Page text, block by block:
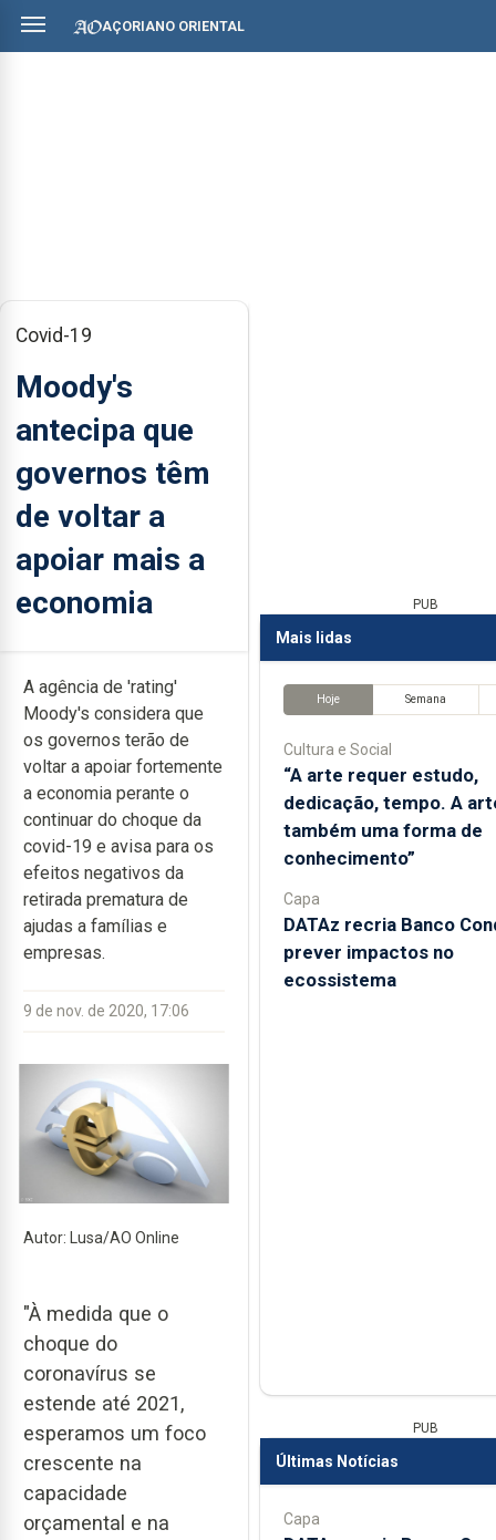
AÇORIANO ORIENTAL
Covid-19
Moody's
antecipa que
governos têm
de voltar a
apoiar mais a
economia
A agência de 'rating'
Moody's considera que
os governos terão de
voltar a apoiar fortemente
a economia perante o
continuar do choque da
covid-19 e avisa para os
efeitos negativos da
retirada prematura de
ajudas a famílias e
empresas.
9 de nov. de 2020, 17:06
Autor: Lusa/AO Online
"À medida que o
choque do
coronavírus se
estende até 2021,
esperamos um foco
crescente na
capacidade
orçamental e na
PUB
Mais lidas
Hoje Semana
Cultura e Social
“A arte requer estudo,
dedicação, tempo. A
também uma forma de
conhecimento”
Capa
DATAz recria Banco
prever impactos no
ecossistema
PUB
Últimas Notícias
Capa